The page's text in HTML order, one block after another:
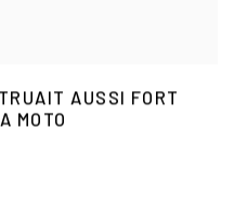
AUSSI FORT
MOTO